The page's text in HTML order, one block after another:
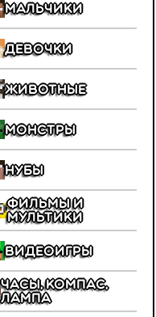
Мальчики
Девочки
Животные
Монстры
Нубы
Фильмы и
Мультики
Видеоигры
Часы, Компас,
Лампа